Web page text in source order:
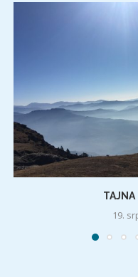
TAJNA
19.